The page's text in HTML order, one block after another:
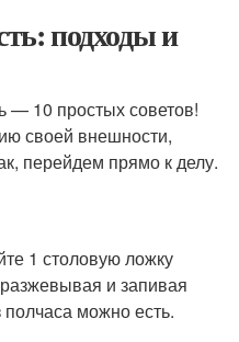
подходы и
— 10 простых советов!
своей внешности,
перейдем прямо к делу.
1 столовую ложку
и запивая
можно есть.